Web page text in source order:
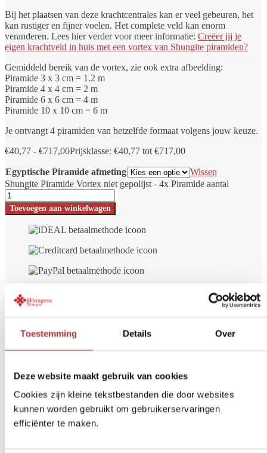
Toestemming Details Over
Deze website maakt gebruik van cookies
Cookies zijn kleine tekstbestanden die door websites
kunnen worden gebruikt om gebruikerservaringen
efficiënter te maken.
Bij het plaatsen van deze krachtcentrales kan er veel gebeuren, het
kan rustiger en fijner voelen. Het complete veld kan enorm
veranderen. Lees hier verder voor meer informatie: Creëer jij je
eigen krachtveld in huis met een vortex van Shungite piramiden?
Gemiddeld bereik van de vortex, zie ook extra afbeelding:
Piramide 3 x 3 cm = 1.2 m
Piramide 4 x 4 cm = 2 m
Piramide 6 x 6 cm = 4 m
Piramide 10 x 10 cm = 6 m
Je ontvangt 4 piramiden van hetzelfde formaat volgens jouw keuze.
€40,77 - €717,00Prijsklasse: €40,77 tot €717,00
Egyptische Piramide afmeting
Wissen
Shungite Piramide Vortex niet gepolijst - 4x Piramide aantal
Toevoegen aan winkelwagen